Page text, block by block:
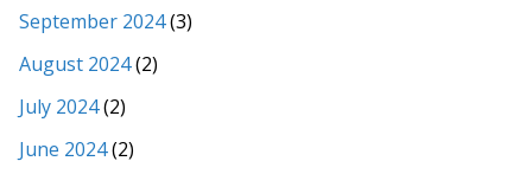
September 2024(3)
August 2024(2)
July 2024(2)
June 2024(2)